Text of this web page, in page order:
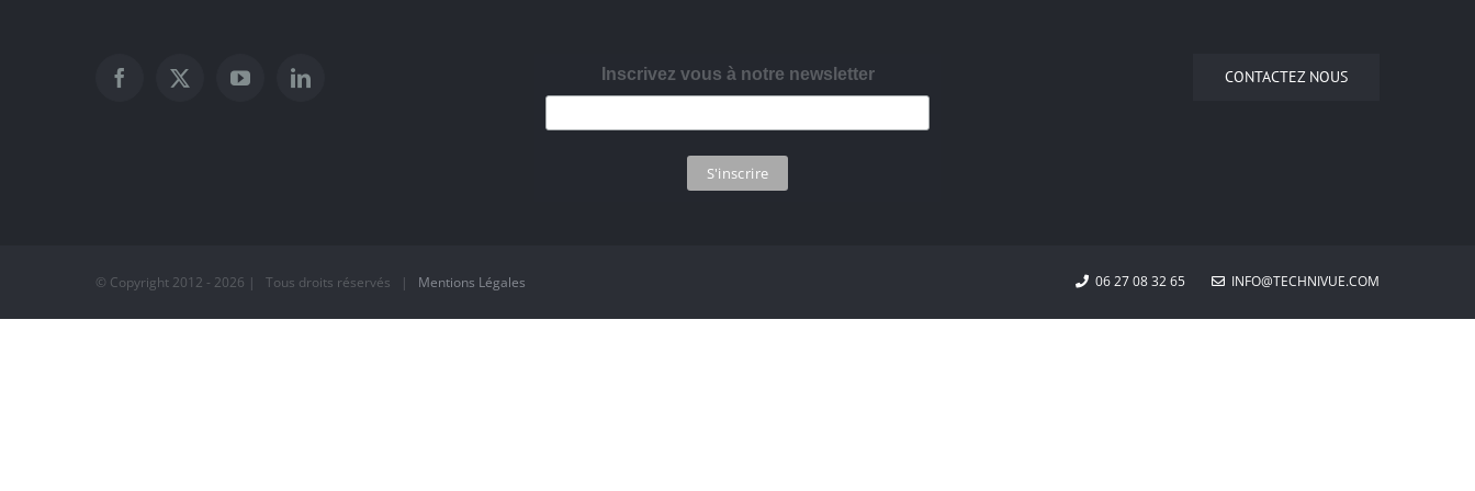
Inscrivez vous à notre newsletter CONTACTEZ NOUS
© Copyright 2012 - 2026 | Tous droits réservés | Mentions Légales 06 27 08 32 65 INFO@TECHNIVUE.COM